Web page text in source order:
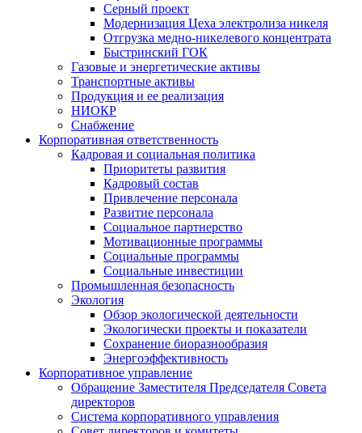
Серный проект
Модернизация Цеха электролиза никеля
Отгрузка медно-никелевого концентрата
Быстринский ГОК
Газовые и энергетические активы
Транспортные активы
Продукция и ее реализация
НИОКР
Снабжение
Корпоративная ответственность
Кадровая и социальная политика
Приоритеты развития
Кадровый состав
Привлечение персонала
Развитие персонала
Социальное партнерство
Мотивационные программы
Социальные программы
Социальные инвестиции
Промышленная безопасность
Экология
Обзор экологической деятельности
Экологически проекты и показатели
Сохранение биоразнообразия
Энергоэффективность
Корпоративное управление
Обращение Заместителя Председателя Совета
директоров
Система корпоративного управления